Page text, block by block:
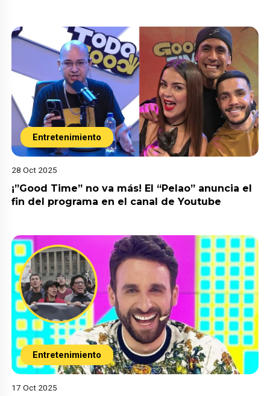
Entretenimiento
28 Oct 2025
¡”Good Time” no va más! El “Pelao” anuncia el
fin del programa en el canal de Youtube
Entretenimiento
17 Oct 2025